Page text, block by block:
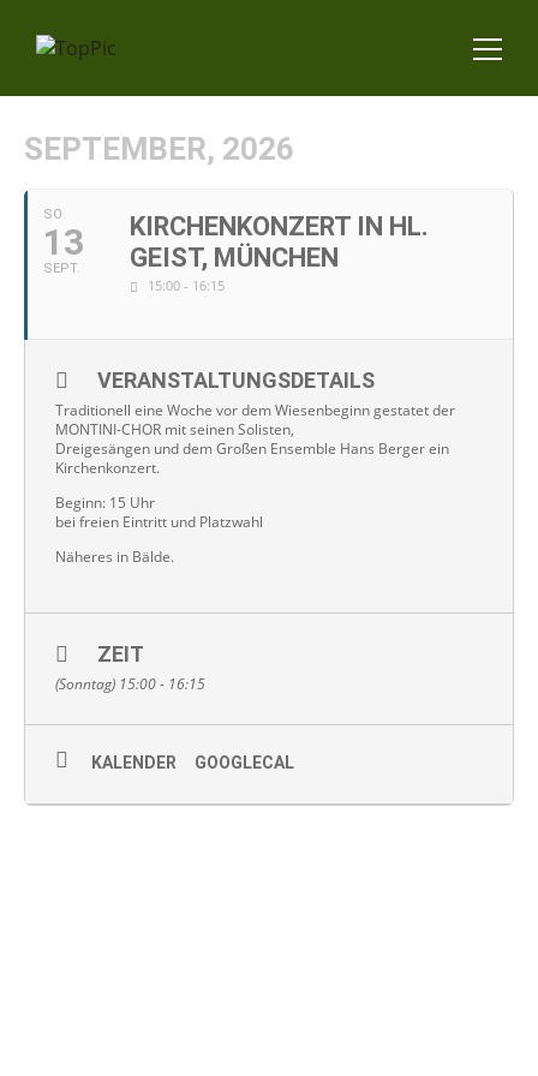
SEPTEMBER, 2026
SO
13
SEPT.
KIRCHENKONZERT IN HL.
GEIST, MÜNCHEN
15:00 - 16:15
VERANSTALTUNGSDETAILS
Traditionell eine Woche vor dem Wiesenbeginn gestatet der
MONTINI-CHOR mit seinen Solisten,
Dreigesängen und dem Großen Ensemble Hans Berger ein
Kirchenkonzert.
Beginn: 15 Uhr
bei freien Eintritt und Platzwahl
Näheres in Bälde.
ZEIT
(Sonntag) 15:00 - 16:15
KALENDER GOOGLECAL